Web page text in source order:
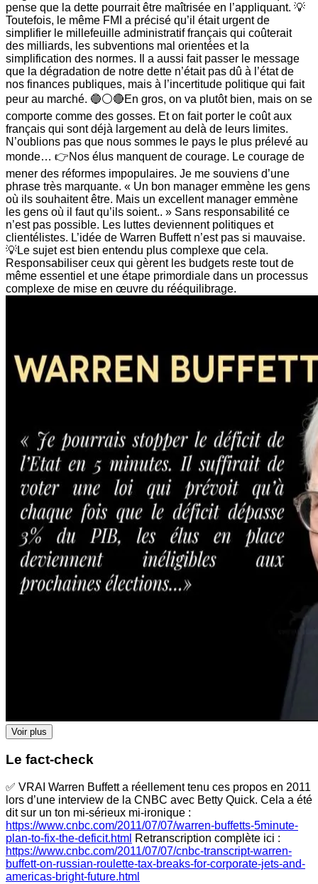
pense que la dette pourrait être maîtrisée en l’appliquant. 💡
Toutefois, le même FMI a précisé qu’il était urgent de
simplifier le millefeuille administratif français qui coûterait
des milliards, les subventions mal orientées et la
simplification des normes. Il a aussi fait passer le message
que la dégradation de notre dette n’était pas dû à l’état de
nos finances publiques, mais à l’incertitude politique qui fait
peur au marché. 🔵⚪️🔴En gros, on va plutôt bien, mais on se
comporte comme des gosses. Et on fait porter le coût aux
français qui sont déjà largement au delà de leurs limites.
N’oublions pas que nous sommes le pays le plus prélevé au
monde… 👉Nos élus manquent de courage. Le courage de
mener des réformes impopulaires. Je me souviens d’une
phrase très marquante. « Un bon manager emmène les gens
où ils souhaitent être. Mais un excellent manager emmène
les gens où il faut qu’ils soient.. » Sans responsabilité ce
n’est pas possible. Les luttes deviennent politiques et
clientélistes. L’idée de Warren Buffett n’est pas si mauvaise.
💡Le sujet est bien entendu plus complexe que cela.
Responsabiliser ceux qui gèrent les budgets reste tout de
même essentiel et une étape primordiale dans un processus
complexe de mise en œuvre du rééquilibrage.
Voir plus
Le fact-check
✅ VRAI Warren Buffett a réellement tenu ces propos en 2011
lors d’une interview de la CNBC avec Betty Quick. Cela a été
dit sur un ton mi-sérieux mi-ironique :
https://www.cnbc.com/2011/07/07/warren-buffetts-5minute-
plan-to-fix-the-deficit.html Retranscription complète ici :
https://www.cnbc.com/2011/07/07/cnbc-transcript-warren-
buffett-on-russian-roulette-tax-breaks-for-corporate-jets-and-
americas-bright-future.html